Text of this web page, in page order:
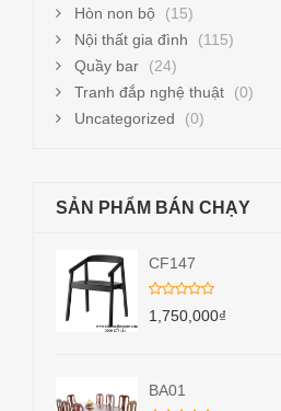
Hòn non bộ
(15)
Nội thất gia đình
(115)
Quầy bar
(24)
Tranh đắp nghệ thuật
(0)
Uncategorized
(0)
SẢN PHẨM BÁN CHẠY
CF147
1,750,000₫
BA01